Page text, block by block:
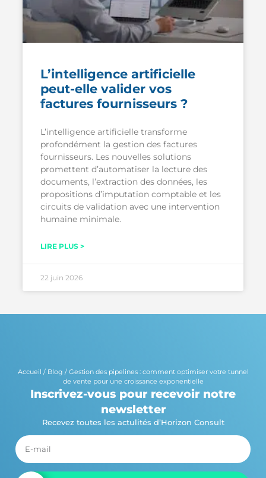
L’intelligence artificielle
peut-elle valider vos
factures fournisseurs ?
L’intelligence artificielle transforme
profondément la gestion des factures
fournisseurs. Les nouvelles solutions
promettent d’automatiser la lecture des
documents, l’extraction des données, les
propositions d’imputation comptable et les
circuits de validation avec une intervention
humaine minimale.
LIRE PLUS >
22 juin 2026
Accueil / Blog / Gestion des pipelines : comment optimiser votre tunnel
de vente pour une croissance exponentielle
Inscrivez-vous pour recevoir notre
newsletter
Recevez toutes les actulités d’Horizon Consult